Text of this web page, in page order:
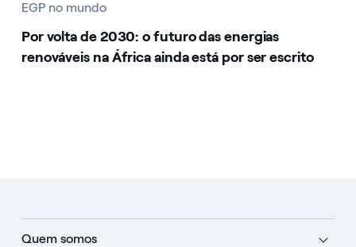
EGP no mundo
Por volta de 2030: o futuro das energias
renováveis na África ainda está por ser escrito
Quem somos